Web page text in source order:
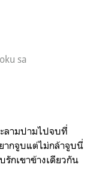
sa
ลามปามไปจบที่
ากจูบแต่ไม่กล้าจูบนี่
กเขาข้างเดียวกัน